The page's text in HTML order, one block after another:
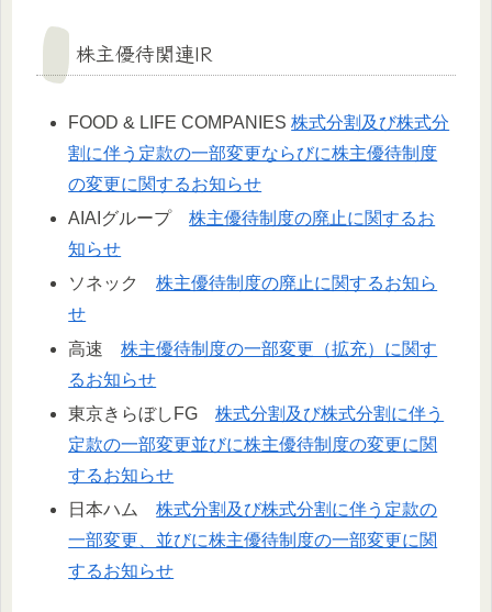
株主優待関連IR
FOOD & LIFE COMPANIES株式分割及び株式分
割に伴う定款の一部変更ならびに株主優待制度
の変更に関するお知らせ
AIAIグループ株主優待制度の廃止に関するお
知らせ
ソネック株主優待制度の廃止に関するお知ら
せ
高速株主優待制度の一部変更（拡充）に関す
るお知らせ
東京きらぼしFG株式分割及び株式分割に伴う
定款の一部変更並びに株主優待制度の変更に関
するお知らせ
日本ハム株式分割及び株式分割に伴う定款の
一部変更、並びに株主優待制度の一部変更に関
するお知らせ